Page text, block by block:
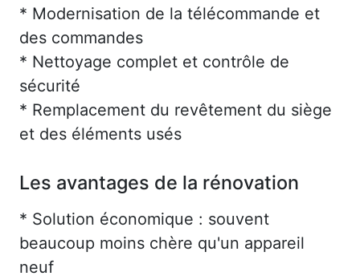
* Modernisation de la télécommande et
des commandes
* Nettoyage complet et contrôle de
sécurité
* Remplacement du revêtement du siège
et des éléments usés
Les avantages de la rénovation
* Solution économique : souvent
beaucoup moins chère qu'un appareil
neuf